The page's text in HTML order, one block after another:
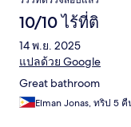
10/10 ไร้ที่ติ
14 พ.ย. 2025
แปลด้วย Google
Great bathroom
Elman Jonas, ทริป 5 คื